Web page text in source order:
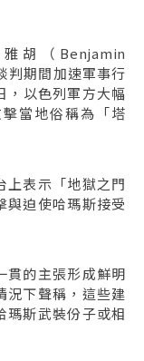
胡（Benjamin
期間加速軍事行
，以色列軍方大幅
當地俗稱為「塔
上表示「地獄之門
與迫使哈瑪斯接受
貫的主張形成鮮明
況下聲稱，這些建
瑪斯武裝份子或相